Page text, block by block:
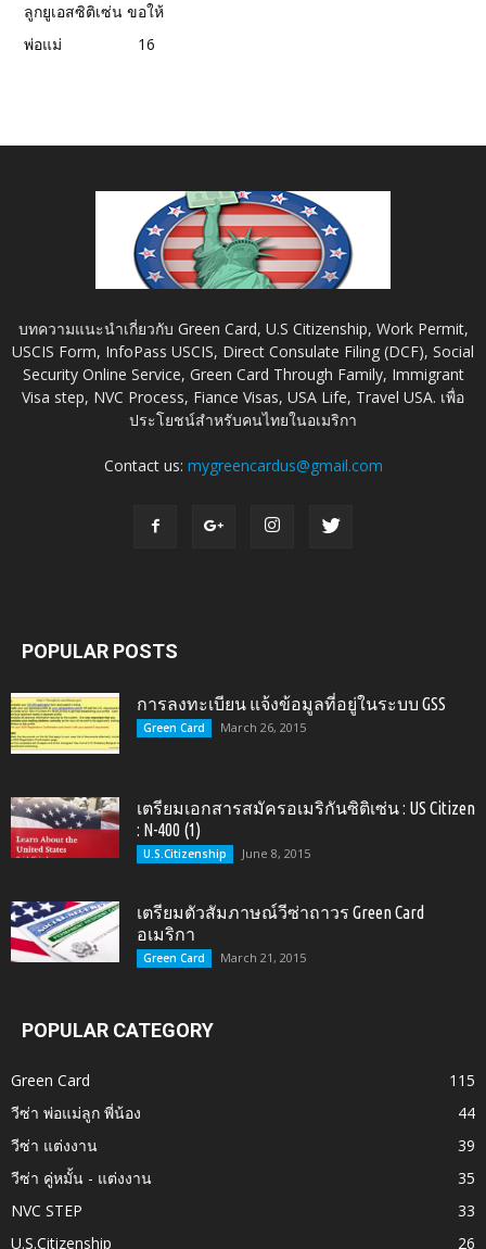
ลูกยูเอสซิติเซ่น ขอให้
พ่อแม่
16
บทความแนะนำเกี่ยวกับ Green Card, U.S Citizenship, Work Permit,
USCIS Form, InfoPass USCIS, Direct Consulate Filing (DCF), Social
Security Online Service, Green Card Through Family, Immigrant
Visa step, NVC Process, Fiance Visas, USA Life, Travel USA. เพื่อ
ประโยชน์สำหรับคนไทยในอเมริกา
Contact us: mygreencardus@gmail.com
POPULAR POSTS
การลงทะเบียน แจ้งข้อมูลที่อยู่ในระบบ GSS
Green Card March 26, 2015
เตรียมเอกสารสมัครอเมริกันซิติเซ่น : US Citizen
: N-400 (1)
U.S.Citizenship June 8, 2015
เตรียมตัวสัมภาษณ์วีซ่าถาวร Green Card
อเมริกา
Green Card March 21, 2015
POPULAR CATEGORY
Green Card
115
วีซ่า พ่อแม่ลูก พี่น้อง
44
วีซ่า แต่งงาน
39
วีซ่า คู่หมั้น - แต่งงาน
35
NVC STEP
33
U.S.Citizenship
26